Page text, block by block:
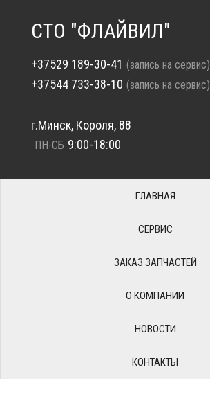
СТО "ФЛАЙВИЛ"
+37529 189-30-41 (запись на сервис)
+37544 733-38-10 (запись на сервис)
г.Минск, Короля, 88
ПН-СБ 9:00-18:00
ГЛАВНАЯ
СЕРВИС
ЗАКАЗ ЗАПЧАСТЕЙ
О КОМПАНИИ
НОВОСТИ
КОНТАКТЫ